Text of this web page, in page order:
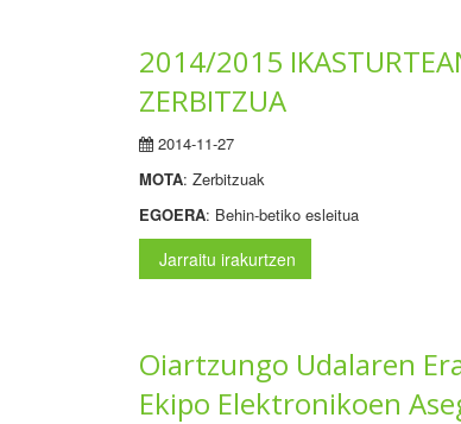
2014/2015
ZERBITZUA
2014-11-27
MOTA: Zerbitzuak
EGOERA: Behin-betiko esleitua
Jarraitu irakurtzen
Oiartzungo Udalaren
Ekipo Elektronikoen